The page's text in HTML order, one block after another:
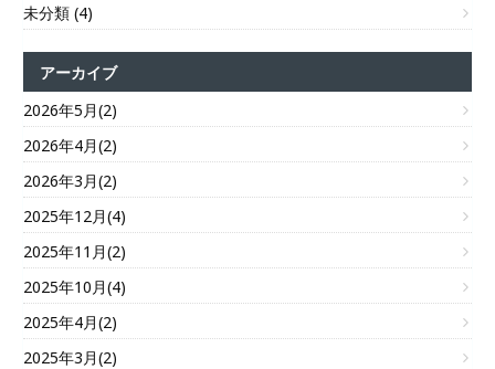
未分類 (4)
アーカイブ
2026年5月(2)
2026年4月(2)
2026年3月(2)
2025年12月(4)
2025年11月(2)
2025年10月(4)
2025年4月(2)
2025年3月(2)